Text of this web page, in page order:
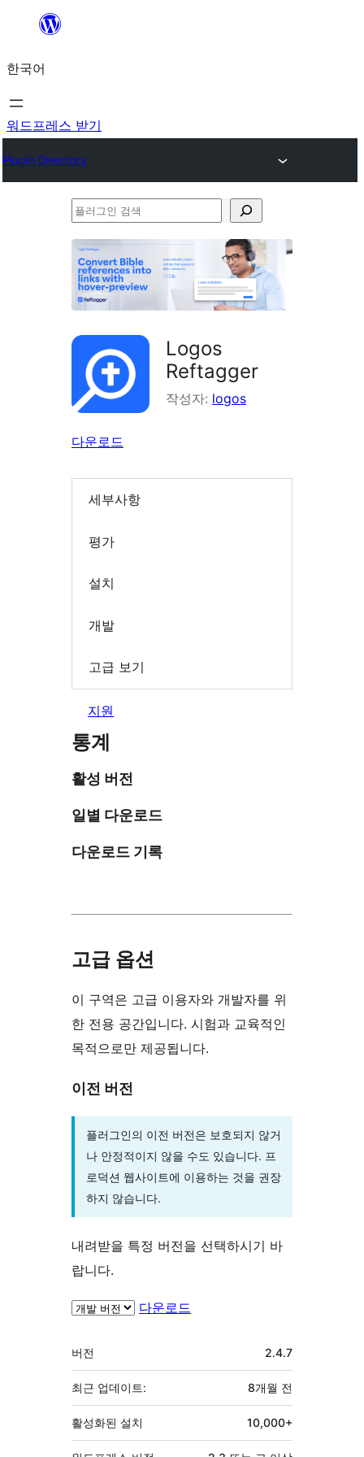
츠
로
바
가
한국어
워드프레스 받기
Plugin Directory
플
그
인
검
색
Logos
Reftagger
작성자: logos
다운로드
세부사항
평가
설치
개발
고급 보기
지원
통계
활성 버전
일별 다운로드
다운로드 기록
고급 옵션
이 구역은 고급 이용자와 개발자를 위
한 전용 공간입니다. 시험과 교육적인
목적으로만 제공됩니다.
이전 버전
플러그인의 이전 버전은 보호되지 않거
나 안정적이지 않을 수도 있습니다. 프
로덕션 웹사이트에 이용하는 것을 권장
하지 않습니다.
내려받을 특정 버전을 선택하시기 바
랍니다.
다운로드
기
초
버전 2.4.7
최근 업데이트: 8개월 전
활성화된 설치 10,000+